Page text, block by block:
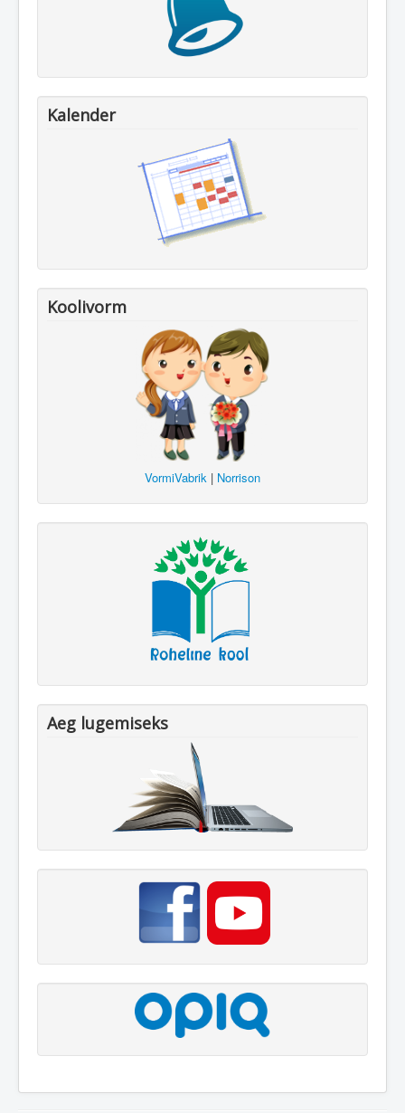
Kalender
Koolivorm
VormiVabrik | Norrison
Aeg lugemiseks